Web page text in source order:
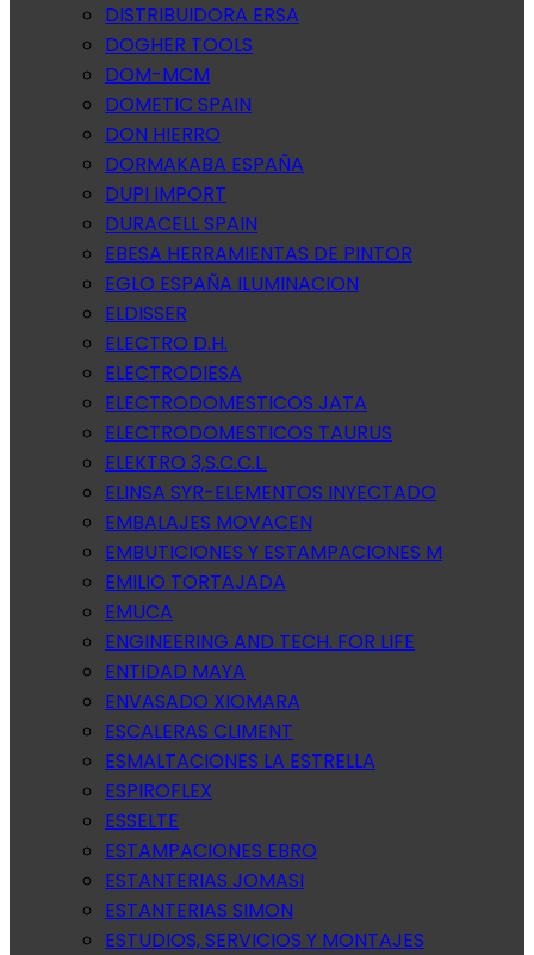
DISTRIBUIDORA ERSA
DOGHER TOOLS
DOM-MCM
DOMETIC SPAIN
DON HIERRO
DORMAKABA ESPAÑA
DUPI IMPORT
DURACELL SPAIN
EBESA HERRAMIENTAS DE PINTOR
EGLO ESPAÑA ILUMINACION
ELDISSER
ELECTRO D.H.
ELECTRODIESA
ELECTRODOMESTICOS JATA
ELECTRODOMESTICOS TAURUS
ELEKTRO 3,S.C.C.L.
ELINSA SYR-ELEMENTOS INYECTADO
EMBALAJES MOVACEN
EMBUTICIONES Y ESTAMPACIONES M
EMILIO TORTAJADA
EMUCA
ENGINEERING AND TECH. FOR LIFE
ENTIDAD MAYA
ENVASADO XIOMARA
ESCALERAS CLIMENT
ESMALTACIONES LA ESTRELLA
ESPIROFLEX
ESSELTE
ESTAMPACIONES EBRO
ESTANTERIAS JOMASI
ESTANTERIAS SIMON
ESTUDIOS, SERVICIOS Y MONTAJES